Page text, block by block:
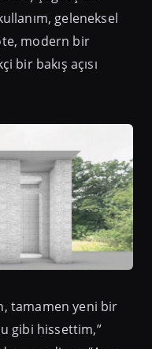
geleneksel
modern bir
bir bakış açısı
tamamen yeni bir
gibi hissettim,”